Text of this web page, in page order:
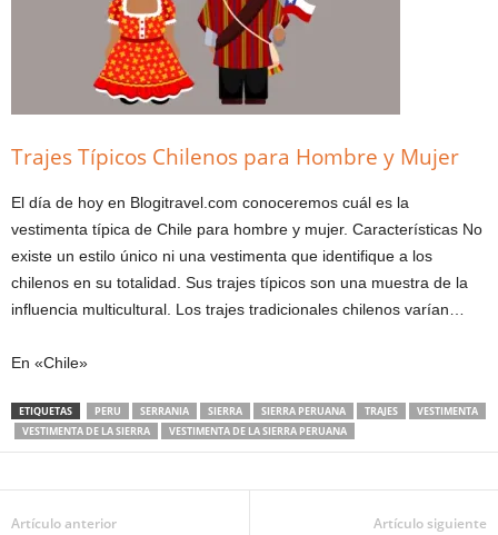
Trajes Típicos Chilenos para Hombre y Mujer
El día de hoy en Blogitravel.com conoceremos cuál es la
vestimenta típica de Chile para hombre y mujer. Características No
existe un estilo único ni una vestimenta que identifique a los
chilenos en su totalidad. Sus trajes típicos son una muestra de la
influencia multicultural. Los trajes tradicionales chilenos varían…
En «Chile»
ETIQUETAS PERU SERRANIA SIERRA SIERRA PERUANA TRAJES
VESTIMENTA
VESTIMENTA DE LA SIERRA
VESTIMENTA DE LA SIERRA PERUANA
Artículo anterior Artículo siguiente